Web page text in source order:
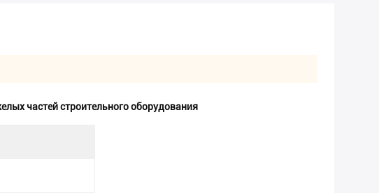
частей строительного оборудования